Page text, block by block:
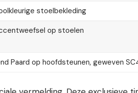
stoelbekleding
op stoelen
Paard op hoofdsteunen, geweven